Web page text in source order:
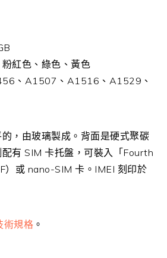
紅色、綠色、黃色
、A1507、A1516、A1529、
，由玻璃製成。背面是硬式聚碳
有 SIM 卡托盤，可裝入「Fourth
）或 nano-SIM 卡。IMEI 刻印於
術規格 。